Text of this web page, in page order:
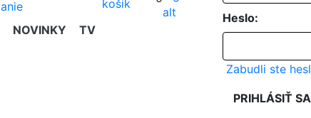
NOVINKY TV
Heslo:
Zabudli ste
PRIHLÁSIŤ SA